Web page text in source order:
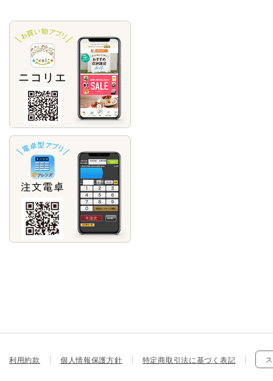
利用約款 個人情報保護方針 特定商取引法に基づく表記